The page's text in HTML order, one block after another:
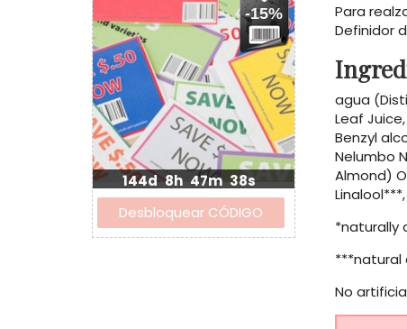
-15%
144d 8h 47m 37s
Para
Definidor
agua
Leaf
Benzyl
Nelumbo
Almond)
*naturally
***natural
No